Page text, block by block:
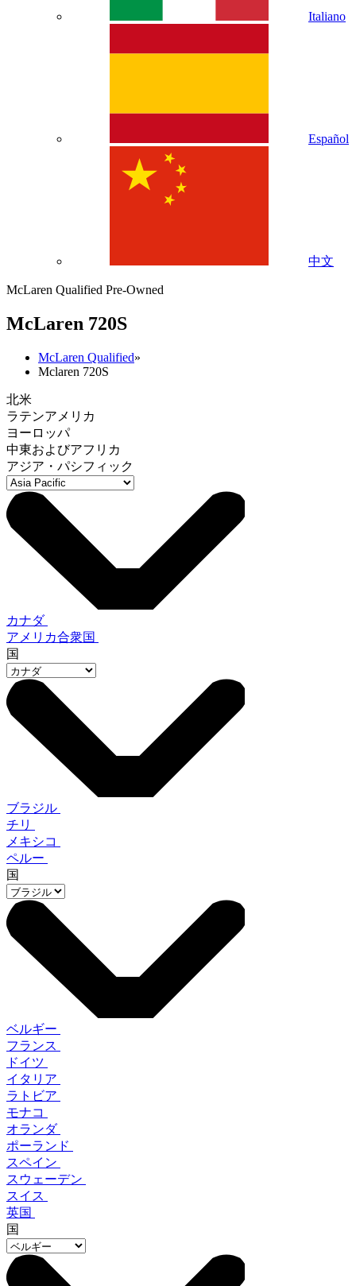
Italiano
Español
中文
McLaren Qualified Pre-Owned
McLaren 720S
McLaren Qualified»
Mclaren 720S
北米
ラテンアメリカ
ヨーロッパ
中東およびアフリカ
アジア・パシフィック
カナダ
アメリカ合衆国
国
ブラジル
チリ
メキシコ
ペルー
国
ベルギー
フランス
ドイツ
イタリア
ラトビア
モナコ
オランダ
ポーランド
スペイン
スウェーデン
スイス
英国
国